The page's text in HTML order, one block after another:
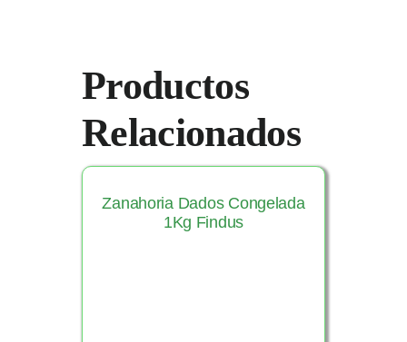
Productos
Relacionados
Zanahoria Dados Congelada
1Kg Findus